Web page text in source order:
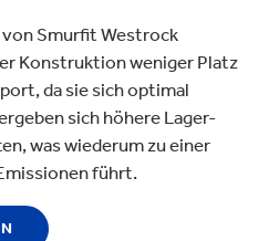
Smurfit Westrock
Konstruktion weniger Platz
da sie sich optimal
sich höhere Lager-
was wiederum zu einer
führt.